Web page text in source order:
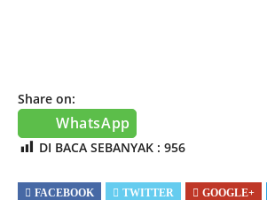
Share on:
WhatsApp
DI BACA SEBANYAK : 956
FACEBOOK TWITTER GOOGLE+